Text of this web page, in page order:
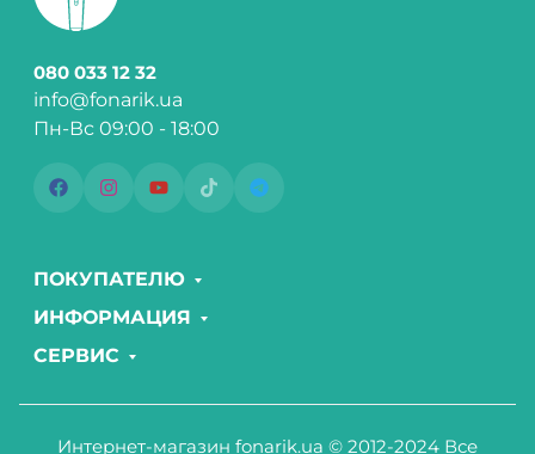
080 033 12 32
info@fonarik.ua
Пн-Вс 09:00 - 18:00
ПОКУПАТЕЛЮ
ИНФОРМАЦИЯ
СЕРВИС
Интернет-магазин fonarik.ua © 2012-2024 Все